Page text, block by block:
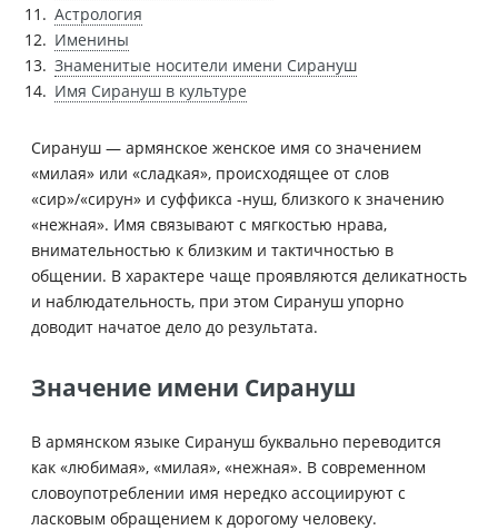
Астрология
Именины
Знаменитые носители имени Сирануш
Имя Сирануш в культуре
Сирануш — армянское женское имя со значением
«милая» или «сладкая», происходящее от слов
«сир»/«сирун» и суффикса -нуш, близкого к значению
«нежная». Имя связывают с мягкостью нрава,
внимательностью к близким и тактичностью в
общении. В характере чаще проявляются деликатность
и наблюдательность, при этом Сирануш упорно
доводит начатое дело до результата.
Значение имени Сирануш
В армянском языке Сирануш буквально переводится
как «любимая», «милая», «нежная». В современном
словоупотреблении имя нередко ассоциируют с
ласковым обращением к дорогому человеку.